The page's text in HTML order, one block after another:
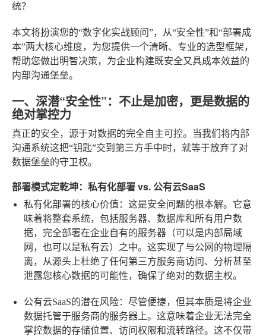
统？
本文将扮演您的“数字化实战顾问”，从“安全性”和“部署成
本”两大核心维度，为您提供一个清晰、专业的选型框架，
帮助您做出明智决策，为企业构建既安全又具成本效益的
内部沟通堡垒。
一、深潜“安全性”：不止是加密，更是数据的
绝对掌控力
真正的安全，源于对数据的完全自主可控。当我们将内部
沟通系统这把“钥匙”交到第三方手中时，就等于放弃了对
数据堡垒的守卫权。
部署模式定乾坤：私有化部署 vs. 公有云SaaS
私有化部署的核心价值 ：这是安全问题的根本解。它意
味着将整套系统，包括服务器、数据库和所有用户数
据，完全部署在企业自有的服务器（可以是内部局域
网，也可以是私有云）之中。这实现了与公网的物理隔
离，从源头上杜绝了任何第三方服务商访问、分析甚至
泄露您核心数据的可能性，确保了绝对的数据主权。
公有云SaaS的潜在风险：尽管便捷，但其本质是将企业
数据托管于服务商的服务器上。这意味着企业无法完全
掌控数据的存储位置、访问权限和流转路径。这不仅带